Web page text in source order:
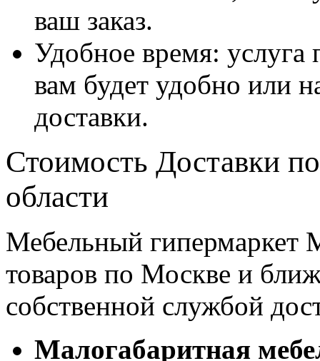
ваш заказ.
Удобное время: услуга
вам будет удобно или
доставки.
Стоимость Доставки
области
Мебельный гипермаркет
товаров по Москве и
собственной службой
Малогабаритная